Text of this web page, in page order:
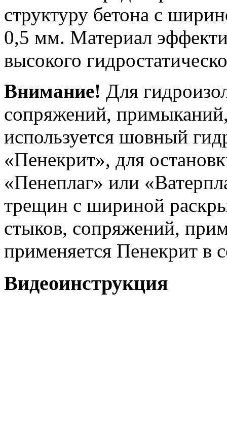
структуру бетона с
0,5 мм. Материал
высокого
Внимание! Для
сопряжений,
используется шовный
«Пенекрит», для
«Пенеплаг» или
трещин с шириной
стыков, сопряжений,
применяется Пенекрит в
Видеоинструкция